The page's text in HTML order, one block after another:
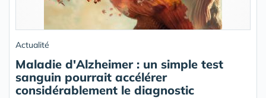
Actualité
Maladie d'Alzheimer : un simple test
sanguin pourrait accélérer
considérablement le diagnostic